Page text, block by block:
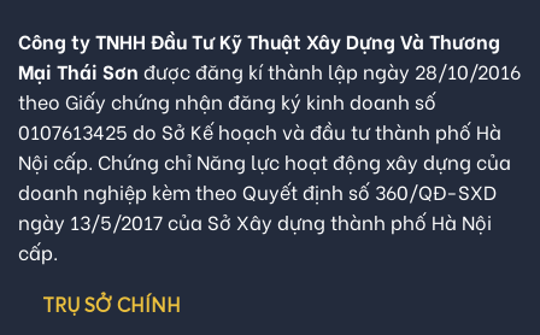
Công ty TNHH Đầu Tư Kỹ Thuật Xây Dựng Và Thương
Mại Thái Sơn được đăng kí thành lập ngày 28/10/2016
theo Giấy chứng nhận đăng ký kinh doanh số
0107613425 do Sở Kế hoạch và đầu tư thành phố Hà
Nội cấp. Chứng chỉ Năng lực hoạt động xây dựng của
doanh nghiệp kèm theo Quyết định số 360/QĐ-SXD
ngày 13/5/2017 của Sở Xây dựng thành phố Hà Nội
cấp.
TRỤ SỞ CHÍNH